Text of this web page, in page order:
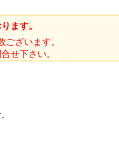
ます。
ざいます。
せ下さい。